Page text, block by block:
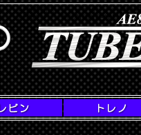
AE86専門店・チューブガレージ--AE86
AE86トレノ・3ドア1600GT-